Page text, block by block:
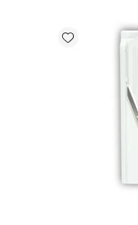
Add wishlist